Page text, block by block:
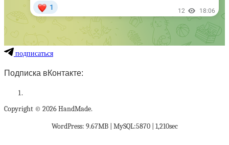
подписаться
Подписка вКонтакте:
Copyright © 2026 HandMade.
WordPress: 9.67MB | MySQL:5870 | 1,210sec